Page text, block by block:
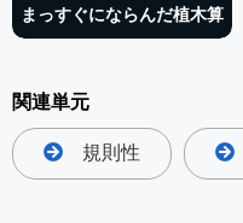
まっすぐにならんだ植木算
関連単元
規則性